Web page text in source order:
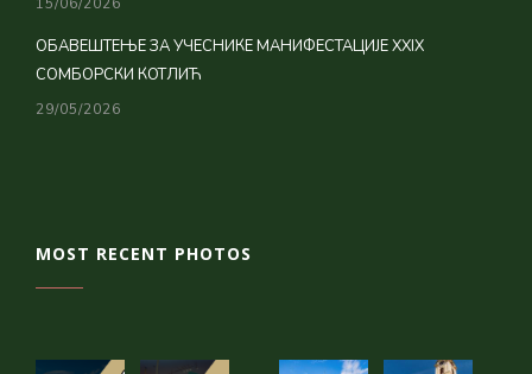
ОБАВЕШТЕЊЕ ЗА УЧЕСНИКЕ МАНИФЕСТАЦИЈЕ XXIX
СОМБОРСКИ КОТЛИЋ
29/05/2026
MOST RECENT PHOTOS